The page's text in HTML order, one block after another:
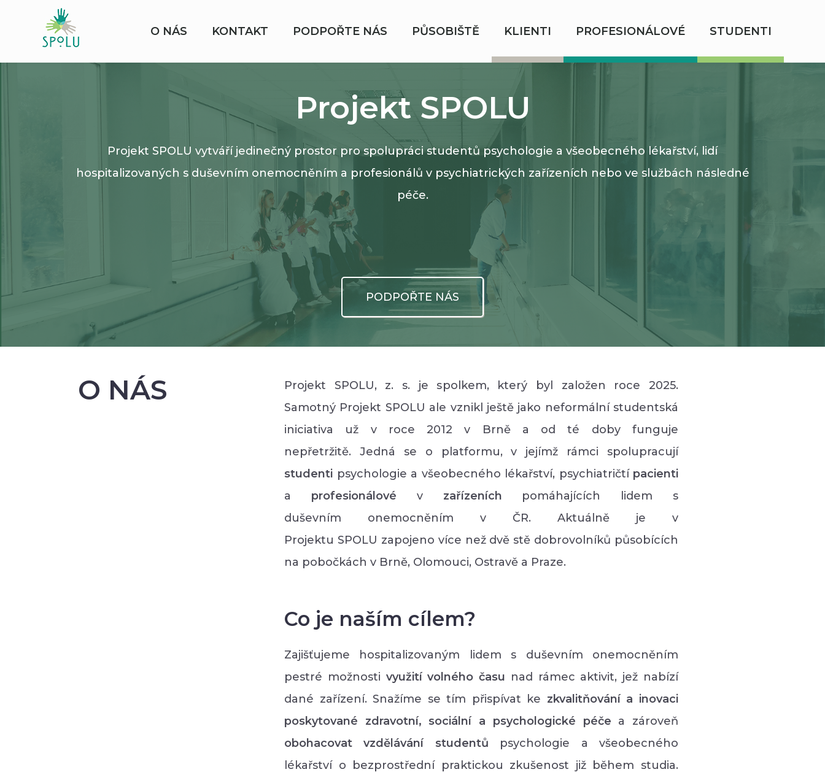
O NÁS KONTAKT PODPOŘTE NÁS PŮSOBIŠTĚ KLIENTI PROFESIONÁLOVÉ STUDENTI
Projekt SPOLU
Projekt SPOLU vytváří jedinečný prostor pro spolupráci studentů psychologie a všeobecného lékařství, lidí
hospitalizovaných s duševním onemocněním a profesionálů v psychiatrických zařízeních nebo ve službách následné
péče.
PODPOŘTE NÁS
O NÁS
Projekt SPOLU, z. s. je spolkem, který byl založen roce 2025.
Samotný Projekt SPOLU ale vznikl ještě jako neformální studentská
iniciativa už v roce 2012 v Brně a od té doby funguje
nepřetržitě. Jedná se o platformu, v jejímž rámci spolupracují
studenti psychologie a všeobecného lékařství, psychiatričtí pacienti
a profesionálové v zařízeních pomáhajících lidem s
duševním onemocněním v ČR. Aktuálně je v
Projektu SPOLU zapojeno více než dvě stě dobrovolníků působících
na pobočkách v Brně, Olomouci, Ostravě a Praze.
Co je naším cílem?
Zajišťujeme hospitalizovaným lidem s duševním onemocněním
pestré možnosti využití volného času nad rámec aktivit, jež nabízí
dané zařízení. Snažíme se tím přispívat ke zkvalitňování a inovaci
poskytované zdravotní, sociální a psychologické péče a zároveň
obohacovat vzdělávání studentů psychologie a všeobecného
lékařství o bezprostřední praktickou zkušenost již během studia.